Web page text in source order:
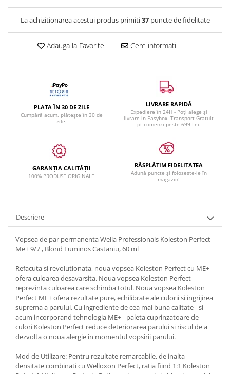
La achizitionarea acestui produs primiti37puncte de fidelitate
Adauga la Favorite Cere informatii
PLATA ÎN 30 DE ZILE
Cumpără acum, plătește în 30 de
zile.
LIVRARE RAPIDĂ
Expediere în 24H - Poți alege și
livrare in Easybox. Transport Gratuit
pt comenzi peste 699 Lei.
GARANȚIA CALITĂȚII
100% PRODUSE ORIGINALE
RĂSPLĂTIM FIDELITATEA
Adună puncte și folosește-le în
magazin!
Descriere
Vopsea de par permanenta Wella Professionals Koleston Perfect
Me+ 9/7 , Blond Luminos Castaniu, 60 ml
Refacuta si revolutionata, noua vopsea Koleston Perfect cu ME+
ofera culoarea desavarsita. Noua vopsea Koleston Perfect
reprezinta culoarea care schimba totul. Noua vopsea Koleston
Perfect ME+ ofera rezultate pure, echilibrate ale culorii si ingrijirea
suprema a parului. Cu ingrediente de cea mai buna calitate - si
acum incorporand tehnologia ME+ - paleta cuprinzatoare de
culori Koleston Perfect reduce deteriorarea parului si riscul de a
dezvolta o noua alergie in momentul vopsirii parului.
Mod de Utilizare: Pentru rezultate remarcabile, de inalta
densitate combinati cu Welloxon Perfect, ratia fiind 1:1 Koleston